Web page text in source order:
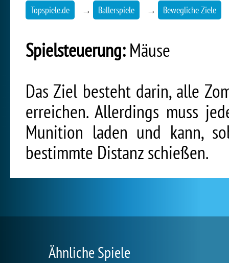
Topspiele.de → Ballerspiele → Bewegliche Ziele
Spielsteuerung:Mäuse
Das Ziel besteht darin, alle
erreichen. Allerdings muss
Munition laden und kann,
bestimmte Distanz schießen.
Ähnliche Spiele